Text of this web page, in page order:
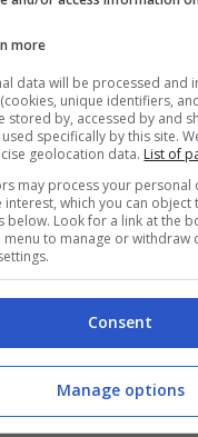
di una
del mondo
molto
more
data will be processed and
unique identifiers,
stored by, accessed by and
specifically by this site.
geolocation data. List of
may process your personal
interest, which you can object
below. Look for a link at the
menu to manage or withdraw
Consent
Manage options